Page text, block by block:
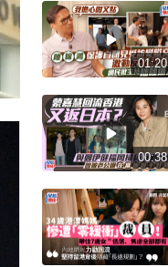
01:20
00:38